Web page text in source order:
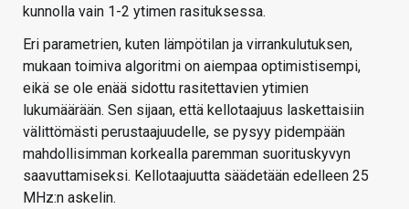
kunnolla vain 1-2 ytimen rasituksessa.
Eri parametrien, kuten lämpötilan ja virrankulutuksen,
mukaan toimiva algoritmi on aiempaa optimistisempi,
eikä se ole enää sidottu rasitettavien ytimien
lukumäärään. Sen sijaan, että kellotaajuus laskettaisiin
välittömästi perustaajuudelle, se pysyy pidempään
mahdollisimman korkealla paremman suorituskyvyn
saavuttamiseksi. Kellotaajuutta säädetään edelleen 25
MHz:n askelin.